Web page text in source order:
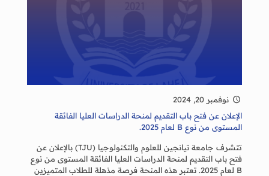
نوفمبر 20, 2024
الإعلان عن فتح باب التقديم لمنحة الدراسات العليا الفائقة
المستوى من نوع B لعام 2025.
تتشرف جامعة تيانجين للعلوم والتكنولوجيا (TJU) بالإعلان عن
فتح باب التقديم لمنحة الدراسات العليا الفائقة المستوى من نوع
B لعام 2025. تعتبر هذه المنحة فرصة مذهلة للطلاب المتميزين